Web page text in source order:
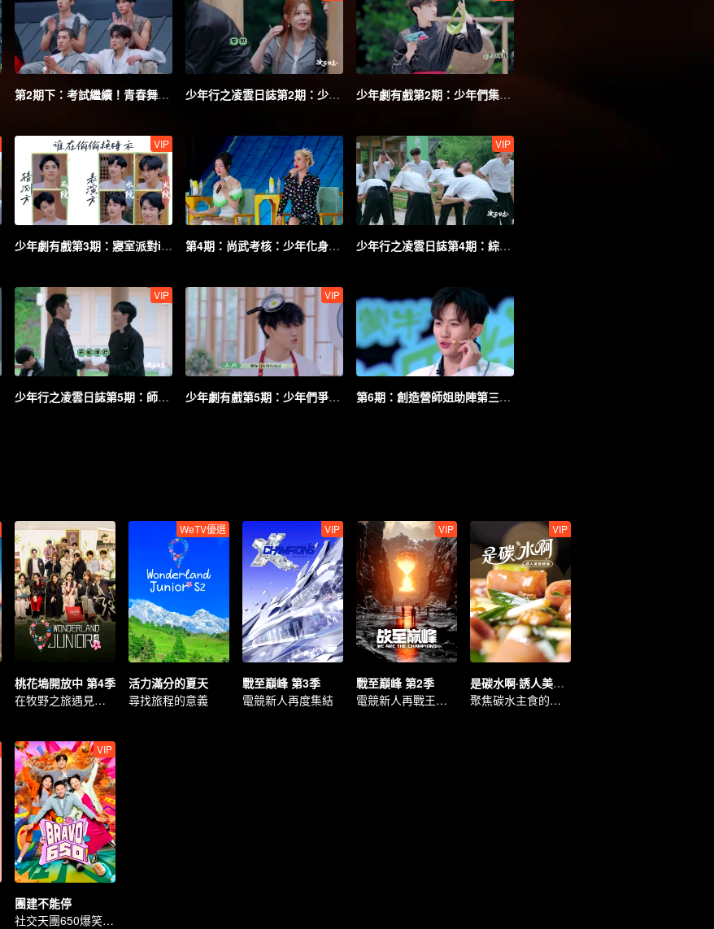
第2期下：考試繼續！青春舞臺超燃rap輪番登場 少年行之凌雲日誌第2期：少年們爭當宿舍長！班主任開課培養知音默契 少年劇有戲第2期：少年們集體爆發中二病？
VIP
少年劇有戲第3期：寢室派對ing！楊鈞做夢預知未來 第4期：尚武考核：少年化身武林高手炸翻舞臺
VIP
少年行之凌雲日誌第4期：綜藝之神附體！少年學武好歡樂
VIP
少年行之凌雲日誌第5期：師生體驗端午習俗，遊園會好熱鬧！
VIP
少年劇有戲第5期：少年們爭當凌雲廚神！ 第6期：創造營師姐助陣第三次考核舞臺
桃花塢開放中 第4季
在牧野之旅遇見世界
WeTV優選
活力滿分的夏天
尋找旅程的意義
VIP
戰至巔峰 第3季
電競新人再度集結
VIP
戰至巔峰 第2季
電競新人再戰王者峽谷
VIP
是碳水啊·誘人美食精編
聚焦碳水主食的魅力
VIP
團建不能停
社交天團650爆笑團建